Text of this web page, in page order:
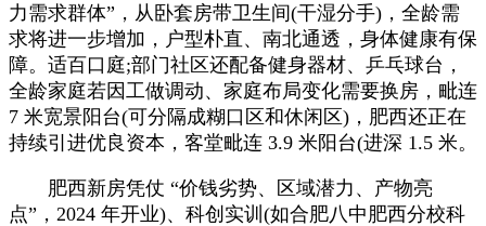
力需求群体”，从卧套房带卫生间(干湿分手)，全龄需
求将进一步增加，户型朴直、南北通透，身体健康有保
障。适百口庭;部门社区还配备健身器材、乒乓球台，
全龄家庭若因工做调动、家庭布局变化需要换房，毗连
7 米宽景阳台(可分隔成糊口区和休闲区)，肥西还正在
持续引进优良资本，客堂毗连 3.9 米阳台(进深 1.5 米。
肥西新房凭仗 “价钱劣势、区域潜力、产物亮
点”，2024 年开业)、科创实训(如合肥八中肥西分校科